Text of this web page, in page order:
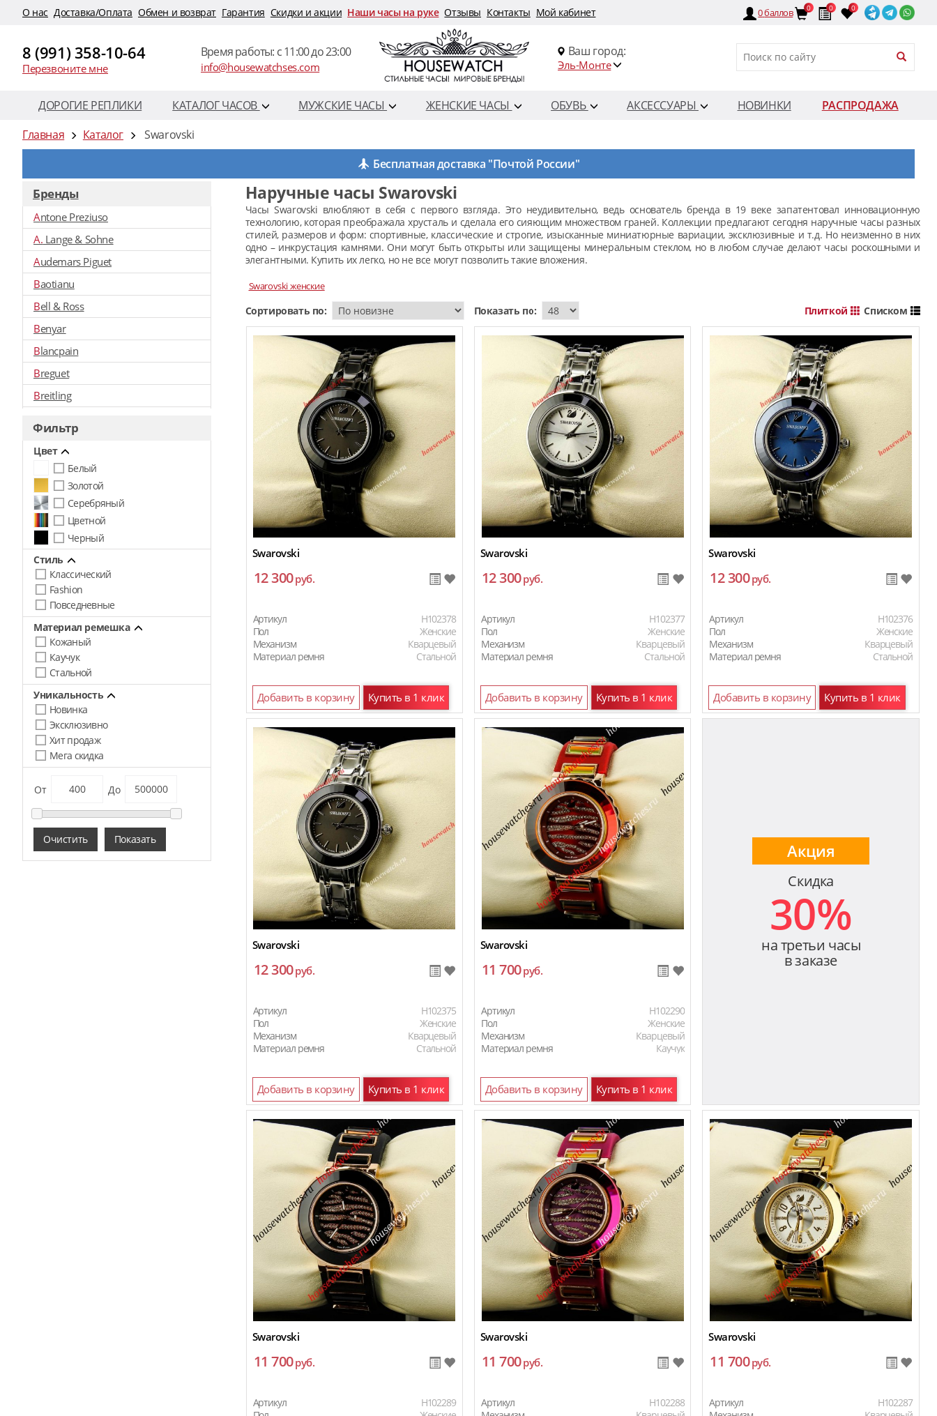
O нас Доставка/Оплата Обмен и возврат Гарантия Скидки и акции Наши часы на руке Отзывы Контакты Мой кабинет 0баллов 0 0 0
8 (991) 358-10-64
Перезвоните мне
Время работы: c 11:00 до 23:00
info@housewatchses.com
Ваш город:
Эль-Монте
ДОРОГИЕ РЕПЛИКИ КАТАЛОГ ЧАСОВ МУЖСКИЕ ЧАСЫ ЖЕНСКИЕ ЧАСЫ ОБУВЬ АКСЕССУАРЫ НОВИНКИ
РАСПРОДАЖА
Главная
Каталог
Swarovski
Бесплатная доставка "Почтой России"
Бренды
Antone Preziuso
A. Lange & Sohne
Audemars Piguet
Baotianu
Bell & Ross
Benyar
Blancpain
Breguet
Breitling
Burberry
Briston
Calvin Klein
Cartier
Chanel
Chopard
Curren
Christian Dior
Corum
Cvstos
Diesel
Dietrich
DKNY
Daniel Wellington
Ferrari
Franck Muller
Fendi
Glashutte
Фильтр
Цвет
Белый
Золотой
Серебряный
Цветной
Черный
Стиль
Классический
Fashion
Повседневные
Материал ремешка
Кожаный
Каучук
Стальной
Уникальность
Новинка
Эксклюзивно
Хит продаж
Мега скидка
От До
Очистить Показать
Наручные часы Swarovski
Часы Swarovski влюбляют в себя с первого взгляда. Это неудивительно, ведь основатель бренда в 19 веке запатентовал инновационную
технологию, которая преображала хрусталь и сделала его сияющим множеством граней. Коллекции предлагают сегодня наручные часы разных
стилей, размеров и форм: спортивные, классические и строгие, изысканные миниатюрные вариации, эксклюзивные и т.д. Но неизменно в них
одно – инкрустация камнями. Они могут быть открыты или защищены минеральным стеклом, но в любом случае делают часы роскошными и
элегантными. Купить их легко, но не все могут позволить такие вложения.
Swarovski женские
Сортировать по: Показать по: Плиткой Списком
Swarovski
12 300руб.
Артикул
H102378
Пол
Женские
Механизм
Кварцевый
Материал ремня
Стальной
Добавить в корзину Купить в 1 клик
Swarovski
12 300руб.
Артикул
H102377
Пол
Женские
Механизм
Кварцевый
Материал ремня
Стальной
Добавить в корзину Купить в 1 клик
Swarovski
12 300руб.
Артикул
H102376
Пол
Женские
Механизм
Кварцевый
Материал ремня
Стальной
Добавить в корзину Купить в 1 клик
Swarovski
12 300руб.
Артикул
H102375
Пол
Женские
Механизм
Кварцевый
Материал ремня
Стальной
Добавить в корзину Купить в 1 клик
Swarovski
11 700руб.
Артикул
H102290
Пол
Женские
Механизм
Кварцевый
Материал ремня
Каучук
Добавить в корзину Купить в 1 клик
Акция
Скидка
30%
на третьи часы
в заказе
Swarovski
11 700руб.
Артикул
H102289
Swarovski
11 700руб.
Артикул
H102288
Swarovski
11 700руб.
Артикул
H102287